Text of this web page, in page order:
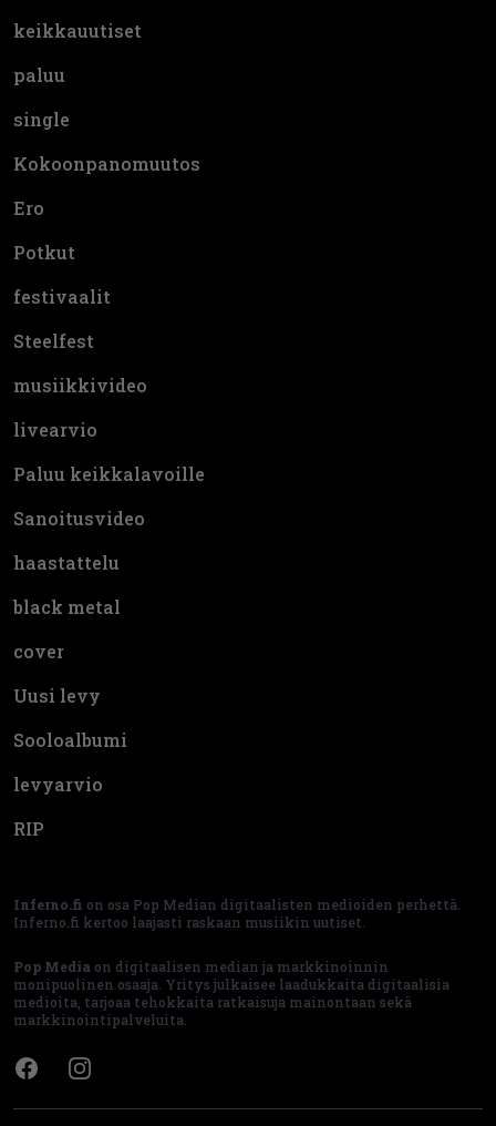
keikkauutiset
paluu
single
Kokoonpanomuutos
Ero
Potkut
festivaalit
Steelfest
musiikkivideo
livearvio
Paluu keikkalavoille
Sanoitusvideo
haastattelu
black metal
cover
Uusi levy
Sooloalbumi
levyarvio
RIP
Inferno.fi on osa Pop Median digitaalisten medioiden perhettä.
Inferno.fi kertoo laajasti raskaan musiikin uutiset.
Pop Media on digitaalisen median ja markkinoinnin
monipuolinen osaaja. Yritys julkaisee laadukkaita digitaalisia
medioita, tarjoaa tehokkaita ratkaisuja mainontaan sekä
markkinointipalveluita.
FacebookInstagram